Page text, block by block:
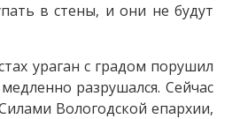
в стены, и они не будут
ураган с градом порушил
разрушался. Сейчас
Вологодской епархии,